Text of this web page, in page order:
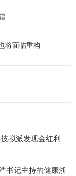
将面临重构
拟派发现金红利
书记主持的健康浙